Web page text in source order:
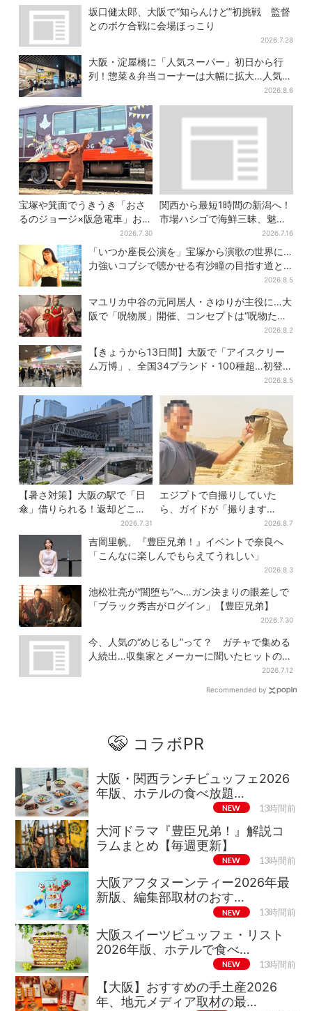
坂口健太郎、大阪で“知らんけど”初挑戦 監督
とのボケ合戦に会場ほっこり
2026.7.28
大阪・淀屋橋に「人気スーパー」初日から行
列！惣菜＆弁当コーナーは大幅に拡大…人気商
2026.8.6
宝塚や箕面でうきうき「おさ
るのジョージ×阪急電車」お披
露目！マルーンの制服で神
戸・宝塚・京都各線に添乗
2026.7.30
関西から最短1時間の新潟へ！
市場ハシゴで海鮮三昧、魅惑
の日本酒、発酵グルメも2026.7.16
「いつか座長公演を」宝塚から演歌の世界に…
力強いコブシで聴かせる有沙瞳の目指す道と
2026.8.5
マユリカ中谷の元同居人・さゆりが主役に…大
阪で「呪物展」開催、コンセプトは“呪物たち
2026.8.2
【きょうから13日間】大阪で「アイスクリー
ム万博」、全国34ブランド・100種超…初登場
2026.8.5
【暑さ対策】大阪の駅で「日
傘」借りられる！返却どこで
もOK、熱中症対策にシェアサ
ービス拡大
2026.7.31
エジプトで自撮りしていた
ら、ガイドが「撮ります
よ！」→ノリノリでポーズを
取っていたら…… 海外旅行
でのトラブル防止策を
2026.8.7
吉岡里帆、『豊臣兄弟！』イベントで奈良へ
「こんなに楽しんでもらえてうれしい」
2026.8.3
池松壮亮が“闇堕ち”へ…ガン決まりの眼差しで
「ブラック秀吉がログイン」【豊臣兄弟】
2026.7.30
今、人気の“めじるし”って？ ガチャで集める
人続出…収集家とメーカーに聞いたヒットの背
2026.7.12
Recommended by
コラボPR
大阪・関西ランチビュッフェ2026
年版、ホテルの食べ放題…
NEW 13時間前
大河ドラマ『豊臣兄弟！』解説コ
ラムまとめ【毎週更新】
NEW 13時間前
大阪アフタヌーンティー2026年最
新版、編集部取材のおす…
NEW 13時間前
大阪スイーツビュッフェ・リスト
2026年版、ホテルで食べ…
NEW 13時間前
【大阪】おすすめの手土産2026
年、地元メディア取材の最…